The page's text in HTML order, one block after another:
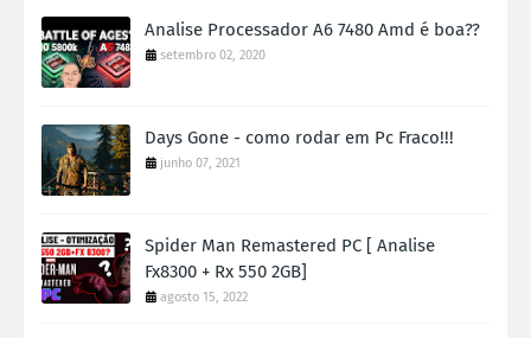
Analise Processador A6 7480 Amd é boa??
setembro 02, 2020
Days Gone - como rodar em Pc Fraco!!!
junho 07, 2021
Spider Man Remastered PC [ Analise
Fx8300 + Rx 550 2GB]
agosto 15, 2022